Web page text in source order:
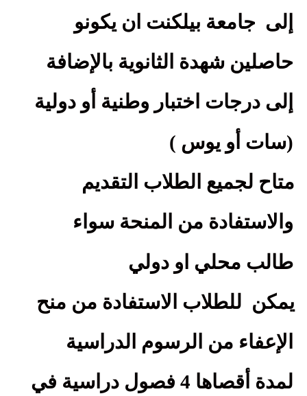
إلى جامعة بيلكنت ان يكونو
حاصلين شهدة الثانوية بالإضافة
إلى درجات اختبار وطنية أو دولية
(سات أو يوس )
متاح لجميع الطلاب التقديم
والاستفادة من المنحة سواء
طالب محلي او دولي
يمكن للطلاب الاستفادة من منح
الإعفاء من الرسوم الدراسية
لمدة أقصاها 4 فصول دراسية في